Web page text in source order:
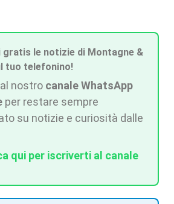
gratis le notizie di Montagne &
tuo telefonino!
nostro canale WhatsApp
per restare sempre
su notizie e curiosità dalle
qui per iscriverti al canale